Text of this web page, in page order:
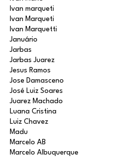
Ivan marqueti
Ivan Marqueti
Ivan Marquetti
Januário
Jarbas
Jarbas Juarez
Jesus Ramos
Jose Damasceno
José Luiz Soares
Juarez Machado
Luana Cristina
Luiz Chavez
Madu
Marcelo AB
Marcelo Albuquerque